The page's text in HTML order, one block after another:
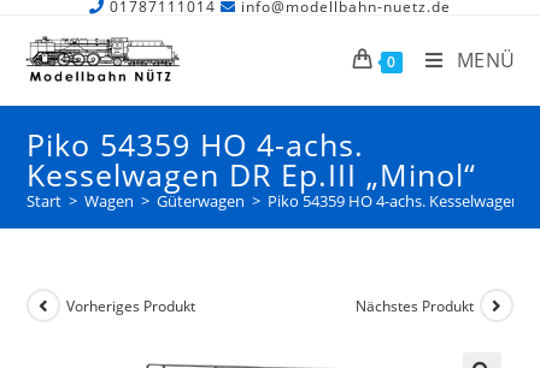
01787111014 info@modellbahn-nuetz.de
0 MENÜ
Piko 54359 HO 4-achs.
Kesselwagen DR Ep.III „Minol“
Start > Wagen > Güterwagen > Piko 54359 HO 4-achs. Kesselwagen
Vorheriges Produkt Nächstes Produkt